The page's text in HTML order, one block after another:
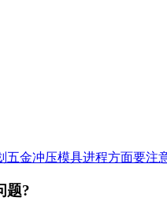
五金冲压模具进程方面要注
题?